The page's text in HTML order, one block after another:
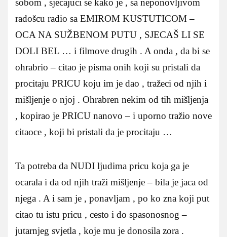
sobom , sjecajuci se kako je , sa neponovljivom
radošcu radio sa EMIROM KUSTUTICOM –
OCA NA SUŽBENOM PUTU , SJECAŠ LI SE
DOLI BEL … i filmove drugih . A onda , da bi se
ohrabrio – citao je pisma onih koji su pristali da
procitaju PRICU koju im je dao , tražeci od njih i
mišljenje o njoj . Ohrabren nekim od tih mišljenja
, kopirao je PRICU nanovo – i uporno tražio nove
citaoce , koji bi pristali da je procitaju …
Ta potreba da NUDI ljudima pricu koja ga je
ocarala i da od njih traži mišljenje – bila je jaca od
njega . A i sam je , ponavljam , po ko zna koji put
citao tu istu pricu , cesto i do spasonosnog –
jutarnjeg svjetla , koje mu je donosila zora .